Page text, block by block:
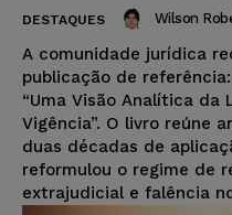
DESTAQUES Wilson
A comunidade jurídica
publicação de
“Uma Visão Analítica da
Vigência”. O livro reúne
duas décadas de
reformulou o regime de
extrajudicial e falência